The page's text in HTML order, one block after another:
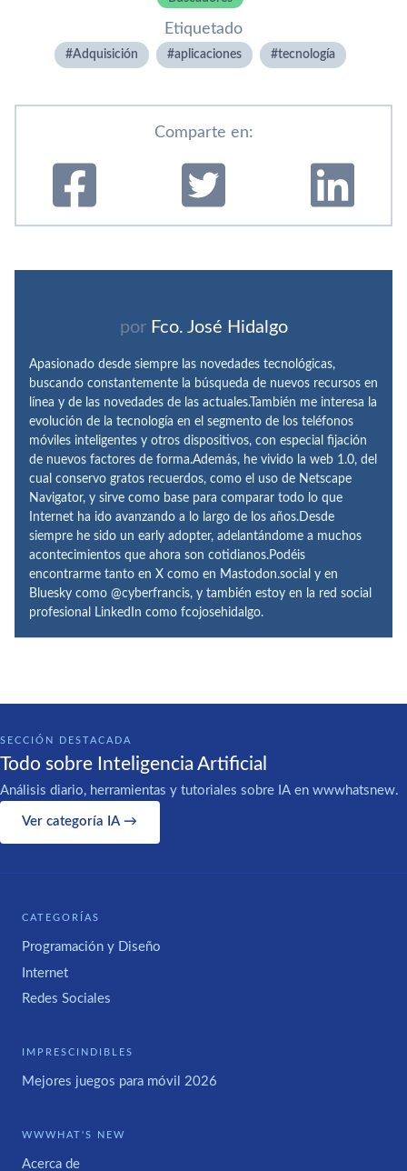
Etiquetado
Adquisición aplicaciones tecnologí­a
Comparte en:
por Fco. José Hidalgo
Apasionado desde siempre las novedades tecnológicas,
buscando constantemente la búsqueda de nuevos recursos en
línea y de las novedades de las actuales.También me interesa la
evolución de la tecnología en el segmento de los teléfonos
móviles inteligentes y otros dispositivos, con especial fijación
de nuevos factores de forma.Además, he vivido la web 1.0, del
cual conservo gratos recuerdos, como el uso de Netscape
Navigator, y sirve como base para comparar todo lo que
Internet ha ido avanzando a lo largo de los años.Desde
siempre he sido un early adopter, adelantándome a muchos
acontecimientos que ahora son cotidianos.Podéis
encontrarme tanto en X como en Mastodon.social y en
Bluesky como @cyberfrancis, y también estoy en la red social
profesional LinkedIn como fcojosehidalgo.
SECCIÓN DESTACADA
Todo sobre Inteligencia Artificial
Análisis diario, herramientas y tutoriales sobre IA en wwwhatsnew.
Ver categoría IA →
CATEGORÍAS
Programación y Diseño
Internet
Redes Sociales
IMPRESCINDIBLES
Mejores juegos para móvil 2026
WWWHAT'S NEW
Acerca de